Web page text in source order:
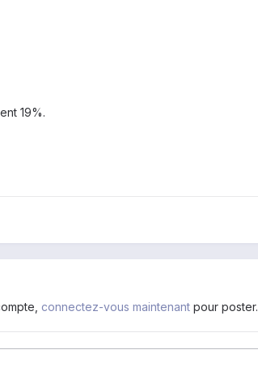
19%.
connectez-vous maintenant pour poster.